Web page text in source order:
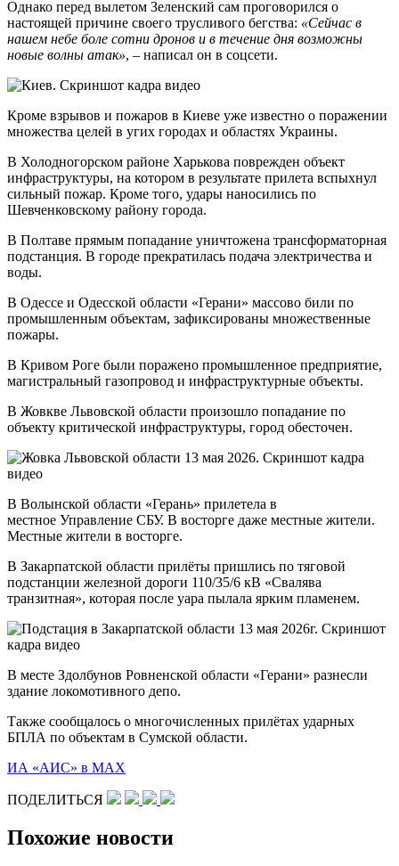
Однако перед вылетом Зеленский сам проговорился о
настоящей причине своего трусливого бегства: «Сейчас в
нашем небе боле сотни дронов и в течение дня возможны
новые волны атак», – написал он в соцсети.
Кроме взрывов и пожаров в Киеве уже известно о поражении
множества целей в угих городах и областях Украины.
В Холодногорском районе Харькова поврежден объект
инфраструктуры, на котором в результате прилета вспыхнул
сильный пожар. Кроме того, удары наносились по
Шевченковскому району города.
В Полтаве прямым попадание уничтожена трансформаторная
подстанция. В городе прекратилась подача электричества и
воды.
В Одессе и Одесской области «Герани» массово били по
промышленным объектам, зафиксированы множественные
пожары.
В Кривом Роге были поражено промышленное предприятие,
магистральный газопровод и инфраструктурные объекты.
В Жовкве Львовской области произошло попадание по
объекту критической инфраструктуры, город обесточен.
В Волынской области «Герань» прилетела в
местное Управление СБУ. В восторге даже местные жители.
Местные жители в восторге.
В Закарпатской области прилёты пришлись по тяговой
подстанции железной дороги 110/35/6 кВ «Свалява
транзитная», которая после уара пылала ярким пламенем.
В месте Здолбунов Ровненской области «Герани» разнесли
здание локомотивного депо.
Также сообщалось о многочисленных прилётах ударных
БПЛА по объектам в Сумской области.
ИА «АИС» в МАХ
ПОДЕЛИТЬСЯ
Похожие новости